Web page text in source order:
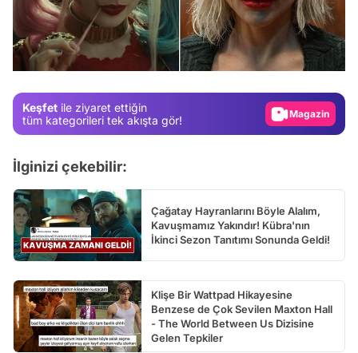
Keşfet ile ziyaret ettiğin
tüm kategorileri tek akışta gör!
Video
Magazin
İlginizi çekebilir:
Çağatay Hayranlarını Böyle Alalım,
Kavuşmamız Yakındır! Kübra'nın
İkinci Sezon Tanıtımı Sonunda Geldi!
Klişe Bir Wattpad Hikayesine
Benzese de Çok Sevilen Maxton Hall
- The World Between Us Dizisine
Gelen Tepkiler